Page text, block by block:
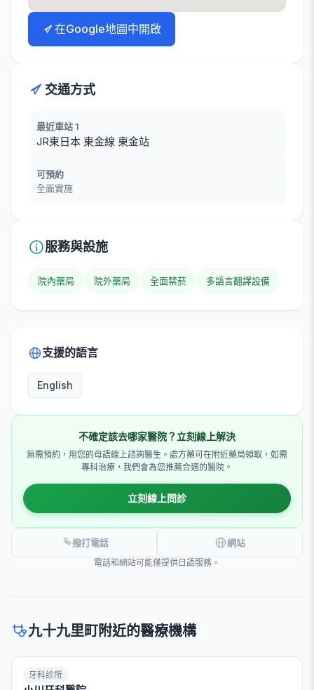
在Google地圖中開啟
交通方式
最近車站 1
JR東日本 東金線 東金站
可預約
全面實施
服務與設施
院內藥局 院外藥局 全面禁菸 多語言翻譯設備
支援的語言
English
不確定該去哪家醫院？立刻線上解決
無需預約，用您的母語線上諮詢醫生。處方藥可在附近藥局領取，如需
專科治療，我們會為您推薦合適的醫院。
立刻線上問診
撥打電話 網站
電話和網站可能僅提供日語服務。
九十九里町附近的醫療機構
牙科診所